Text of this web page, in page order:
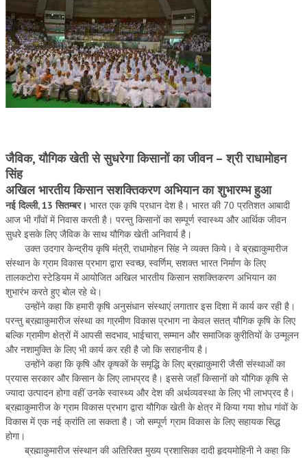
SCIENTISTS & ENGINEERS WING
SECURITY SERVICES WING
SHIPPING, AVIATION & TOURISM SERVICES WING
SOCIAL SERVICE WING
WOMEN’S WING
YOUTH WING
ART & CULTURE WING
ADMINISTRATORS’ WING
BUSINESS & INDUSTRY WING
EDUCATION WING
JURISTS WING
ITWING
MEDIA WING
MEDICAL WING
POLITICIANS WING
जैविक, यौगिक खेती से सुधरेगा किसानों का जीवन – श्री राधामोहन
सिंह
अखिल भारतीय किसान सशक्तिकरण अभियान का शुभारम्भ हुआ
नई दिल्ली, 13 सितम्बर। भारत एक कृषि प्रधान देश है। भारत की 70 प्रतिशत आबादी
आज भी गाँवों में निवास करती है। परन्तु किसानों का सम्पूर्ण स्वास्थ्य और आर्थिक जीवन
सुधरे इसके लिए जैविक के साथ यौगिक खेती अनिवार्य है।
उक्त उदगार केन्द्रीय कृषि मंत्री, राधामोहन सिंह ने व्यक्त किये। वे ब्रह्माकुमारीज
संस्थान के ग्राम विकास प्रभाग द्वारा स्वच्छ, स्वर्णिम, सशक्त भारत निर्माण के लिए
तालकटोरा स्टेडियम में आयोजित अखिल भारतीय किसान सशक्तिकरण अभियान का
शुभारंभ करते हुए बोल रहे थे।
उन्होंने कहा कि हमारी कृषि अनुसंधान संस्थाएं लगातार इस दिशा में कार्य कर रही है।
परन्तु ब्रह्माकुमारीज संस्था का गा्रमीण विकास प्रभाग ना केवल सतत् यौगिक कृषि के लिए
बल्कि ग्रामीण क्षेत्रों में आपसी सदभाव, भाईचारा, सम्मान और समाजिक कुरीतियों के उन्मूलन
और नशामुक्ति के लिए भी कार्य कर रही है जो कि सराहनीय है।
उन्होंने कहा कि कृषि और कृषकों के समृद्धि के लिए ब्रह्माकुमारी जैसी संस्थाओं का
प्रयास सरकार और किसान के लिए लाभप्रद है। इससे जहॉं किसानों को यौगिक कृषि से
ज्यादा उत्पादन होगा वहीं उनके स्वास्थ्य और देश की अर्थव्यवस्था के लिए भी लाभप्रद है।
ब्रह्माकुमारीज के ग्राम विकास प्रभाग द्वारा यौगिक खेती के क्षेत्र में किया गया शोध गांवों के
विकास में एक नई क्रांति ला सकता है। जो सम्पूर्ण ग्राम विकास के लिए सहायक सिद्ध
होगा।
ब्रह्माकुमारीज संस्थान की अतिरिक्त मुख्य प्रशासिका दादी हृदयमोहिनी ने कहा कि